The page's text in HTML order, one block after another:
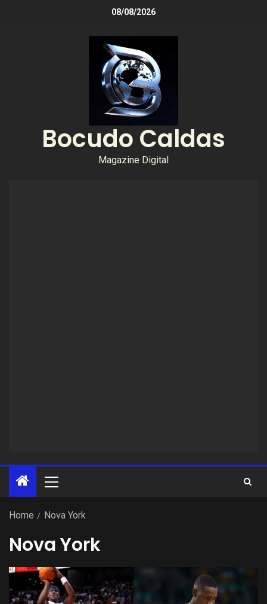
08/08/2026
Bocudo Caldas
Magazine Digital
Home Nova York
Nova York